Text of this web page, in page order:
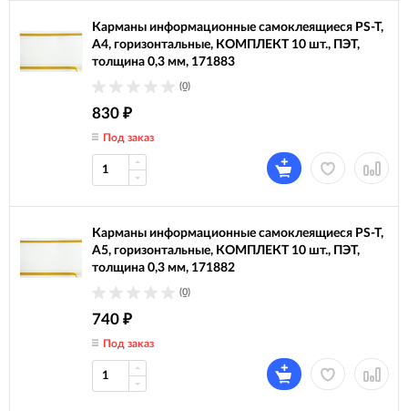
Карманы информационные самоклеящиеся PS-T,
А4, горизонтальные, КОМПЛЕКТ 10 шт., ПЭТ,
толщина 0,3 мм, 171883
(0)
830 ₽
Под заказ
Карманы информационные самоклеящиеся PS-T,
А5, горизонтальные, КОМПЛЕКТ 10 шт., ПЭТ,
толщина 0,3 мм, 171882
(0)
740 ₽
Под заказ